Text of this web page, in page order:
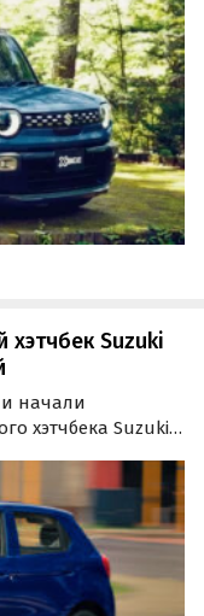
дня», цены
тыс. рублей.
Suzuki
начали
хэтчбека Suzuki
от 715 000
дня».